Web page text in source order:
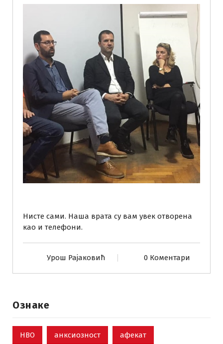
Нисте сами. Наша врата су вам увек отворена
као и телефони.
Урош Рајаковић 0 Коментари
Ознаке
НВО анксиозност афекат